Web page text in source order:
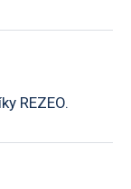
REZEO.